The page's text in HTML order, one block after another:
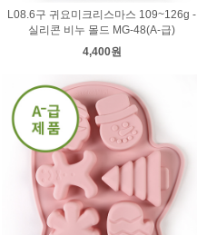
L08.6구 귀요미크리스마스 109~126g -
실리콘 비누 몰드 MG-48(A-급)
4,400원